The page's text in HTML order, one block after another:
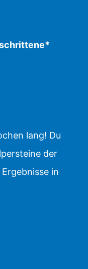
lang! Du
der
in